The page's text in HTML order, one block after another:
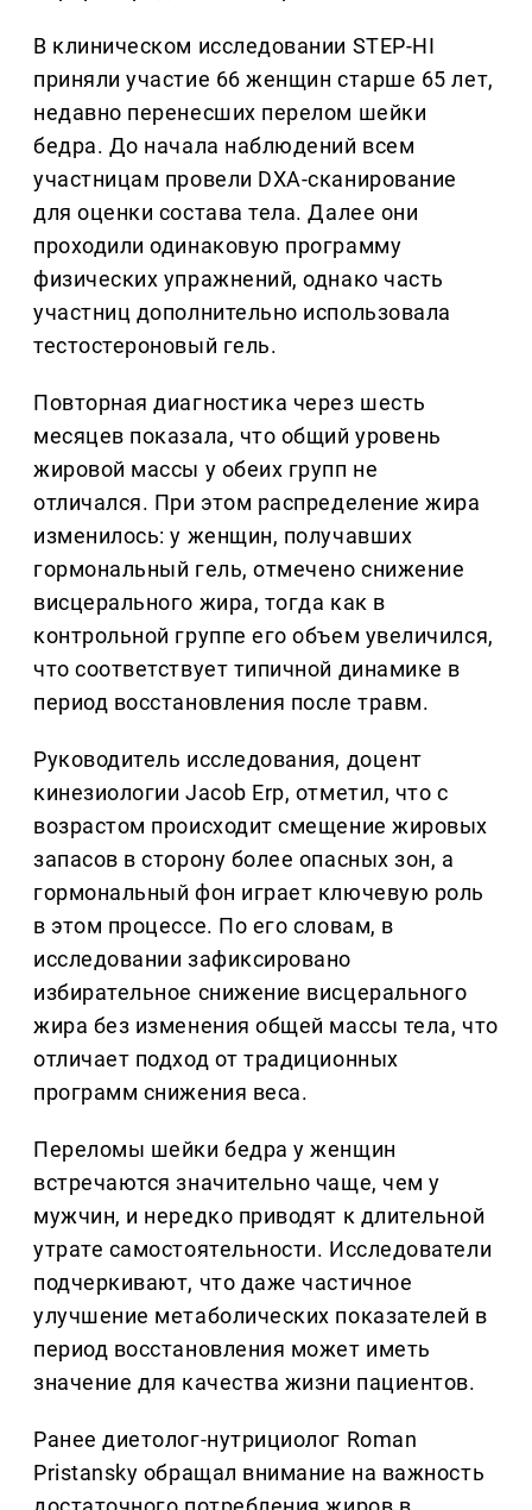
В клиническом исследовании STEP-HI
приняли участие 66 женщин старше 65 лет,
недавно перенесших перелом шейки
бедра. До начала наблюдений всем
участницам провели DXA-сканирование
для оценки состава тела. Далее они
проходили одинаковую программу
физических упражнений, однако часть
участниц дополнительно использовала
тестостероновый гель.
Повторная диагностика через шесть
месяцев показала, что общий уровень
жировой массы у обеих групп не
отличался. При этом распределение жира
изменилось: у женщин, получавших
гормональный гель, отмечено снижение
висцерального жира, тогда как в
контрольной группе его объем увеличился,
что соответствует типичной динамике в
период восстановления после травм.
Руководитель исследования, доцент
кинезиологии Jacob Erp, отметил, что с
возрастом происходит смещение жировых
запасов в сторону более опасных зон, а
гормональный фон играет ключевую роль
в этом процессе. По его словам, в
исследовании зафиксировано
избирательное снижение висцерального
жира без изменения общей массы тела, что
отличает подход от традиционных
программ снижения веса.
Переломы шейки бедра у женщин
встречаются значительно чаще, чем у
мужчин, и нередко приводят к длительной
утрате самостоятельности. Исследователи
подчеркивают, что даже частичное
улучшение метаболических показателей в
период восстановления может иметь
значение для качества жизни пациентов.
Ранее диетолог-нутрициолог Roman
Pristansky обращал внимание на важность